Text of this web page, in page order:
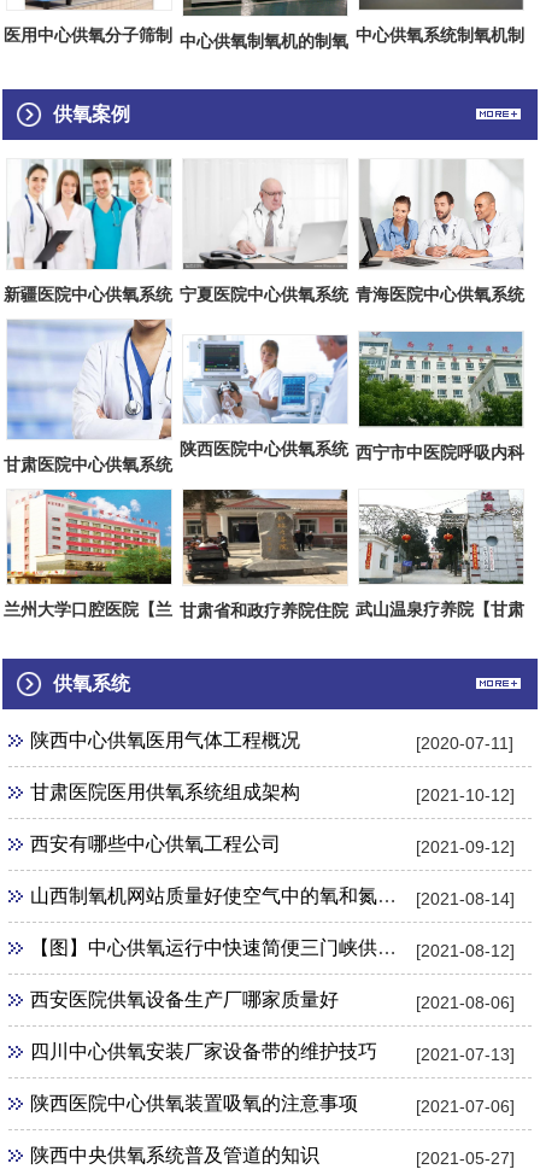
医用中心供氧分子筛制 中心供氧制氧机的制氧 中心供氧系统制氧机制
供氧案例
新疆医院中心供氧系统
施工方案（...
宁夏医院中心供氧系统 青海医院中心供氧系统
施工方案（...
甘肃医院中心供氧系统
施工方案（...
陕西医院中心供氧系统 西宁市中医院呼吸内科
中心供氧方...
兰州大学口腔医院【兰 甘肃省和政疗养院住院 武山温泉疗养院【甘肃
供氧系统
[2020-07-11]
陕西中心供氧医用气体工程概况
[2021-10-12]
甘肃医院医用供氧系统组成架构
[2021-09-12]
西安有哪些中心供氧工程公司
[2021-08-14]
山西制氧机网站质量好使空气中的氧和氮气得以分离
[2021-08-12]
【图】中心供氧运行中快速简便三门峡供氧机管理制度
[2021-08-06]
西安医院供氧设备生产厂哪家质量好
[2021-07-13]
四川中心供氧安装厂家设备带的维护技巧
[2021-07-06]
陕西医院中心供氧装置吸氧的注意事项
[2021-05-27]
陕西中央供氧系统普及管道的知识